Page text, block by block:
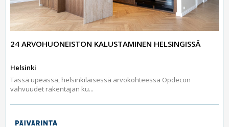
24 ARVOHUONEISTON KALUSTAMINEN HELSINGISSÄ
Helsinki
Tässä upeassa, helsinkiläisessä arvokohteessa Opdecon
vahvuudet rakentajan ku...